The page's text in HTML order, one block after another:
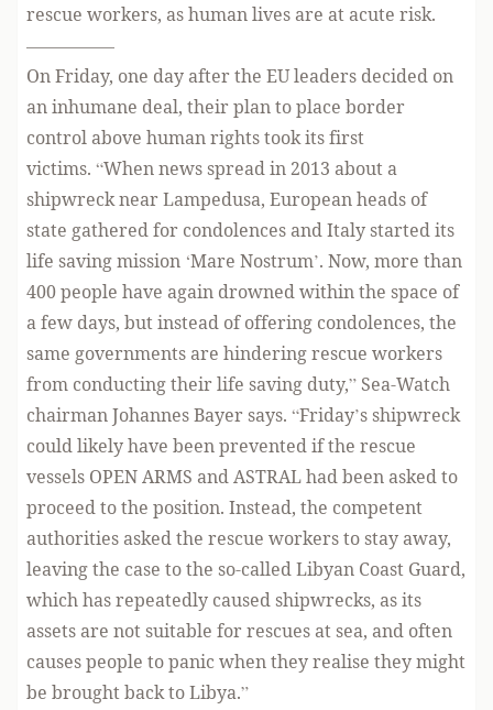
rescue workers, as human lives are at acute risk.
—————
On Friday, one day after the EU leaders decided on
an inhumane deal, their plan to place border
control above human rights took its first
victims. “When news spread in 2013 about a
shipwreck near Lampedusa, European heads of
state gathered for condolences and Italy started its
life saving mission ‘Mare Nostrum’. Now, more than
400 people have again drowned within the space of
a few days, but instead of offering condolences, the
same governments are hindering rescue workers
from conducting their life saving duty,” Sea-Watch
chairman Johannes Bayer says. “Friday’s shipwreck
could likely have been prevented if the rescue
vessels OPEN ARMS and ASTRAL had been asked to
proceed to the position. Instead, the competent
authorities asked the rescue workers to stay away,
leaving the case to the so-called Libyan Coast Guard,
which has repeatedly caused shipwrecks, as its
assets are not suitable for rescues at sea, and often
causes people to panic when they realise they might
be brought back to Libya.”